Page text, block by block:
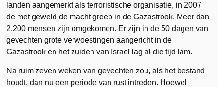
landen aangemerkt als terroristische organisatie, in 2007
de met geweld de macht greep in de Gazastrook. Meer dan
2.200 mensen zijn omgekomen. Er zijn in de 50 dagen van
gevechten grote verwoestingen aangericht in de
Gazastrook en het zuiden van Israel lag al die tijd lam.
Na ruim zeven weken van gevechten zou, als het bestand
houdt, dan nu een periode van rust intreden. Hoewel